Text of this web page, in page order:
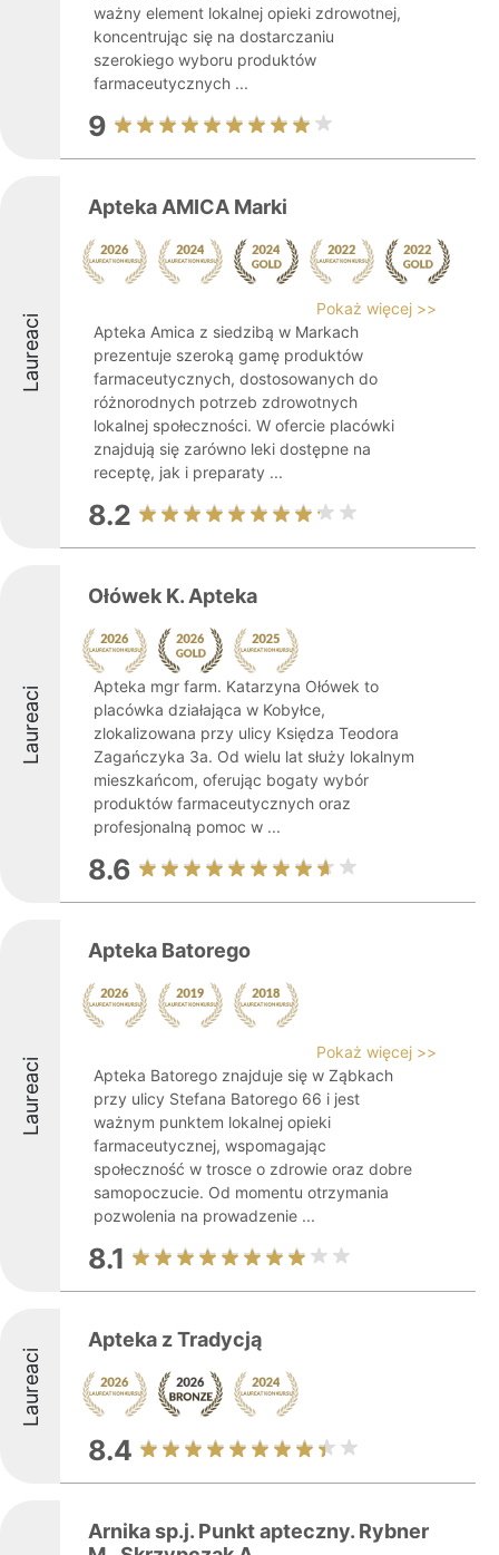
ważny element lokalnej opieki zdrowotnej,
koncentrując się na dostarczaniu
szerokiego wyboru produktów
farmaceutycznych ...
9
Laureaci
Apteka AMICA Marki
Pokaż więcej >>
Apteka Amica z siedzibą w Markach
prezentuje szeroką gamę produktów
farmaceutycznych, dostosowanych do
różnorodnych potrzeb zdrowotnych
lokalnej społeczności. W ofercie placówki
znajdują się zarówno leki dostępne na
receptę, jak i preparaty ...
8.2
Laureaci
Ołówek K. Apteka
Apteka mgr farm. Katarzyna Ołówek to
placówka działająca w Kobyłce,
zlokalizowana przy ulicy Księdza Teodora
Zagańczyka 3a. Od wielu lat służy lokalnym
mieszkańcom, oferując bogaty wybór
produktów farmaceutycznych oraz
profesjonalną pomoc w ...
8.6
Laureaci
Apteka Batorego
Pokaż więcej >>
Apteka Batorego znajduje się w Ząbkach
przy ulicy Stefana Batorego 66 i jest
ważnym punktem lokalnej opieki
farmaceutycznej, wspomagając
społeczność w trosce o zdrowie oraz dobre
samopoczucie. Od momentu otrzymania
pozwolenia na prowadzenie ...
8.1
Laureaci
Apteka z Tradycją
8.4
Arnika sp.j. Punkt apteczny. Rybner